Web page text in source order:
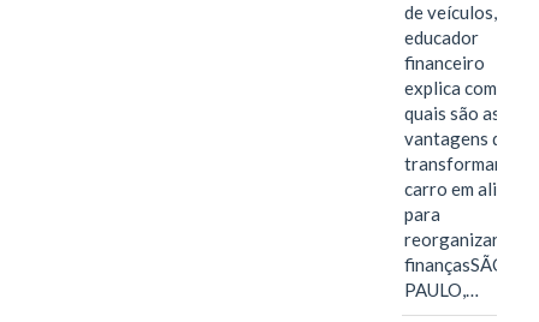
de veículos,
educador
financeiro
explica como e
quais são as
vantagens de
transformar o
carro em aliado
para
reorganizar as
finançasSÃO
PAULO,…